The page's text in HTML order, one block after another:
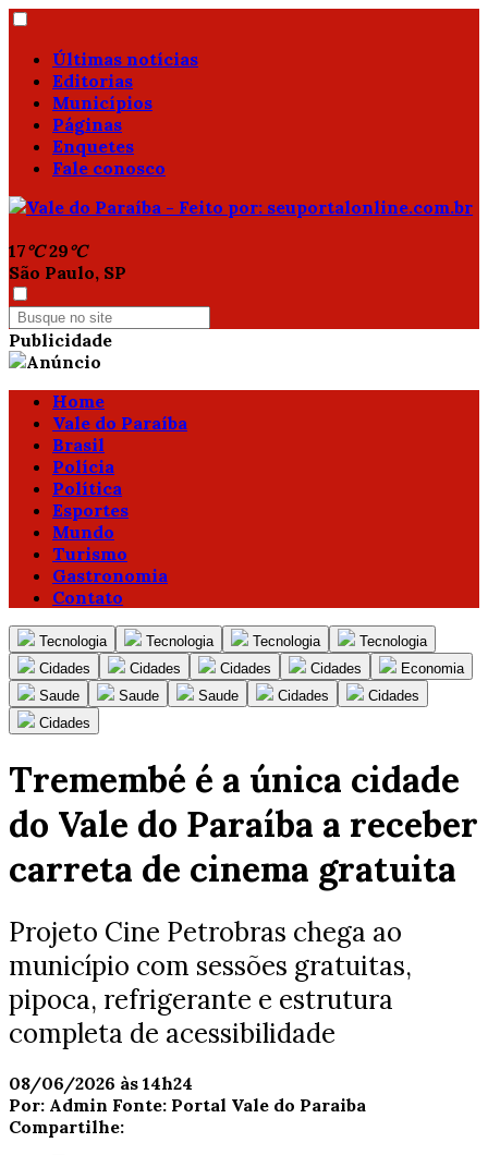
Últimas notícias
Editorias
Municípios
Páginas
Enquetes
Fale conosco
17°C 29°C
São Paulo, SP
Publicidade
Home
Vale do Paraíba
Brasil
Polícia
Política
Esportes
Mundo
Turismo
Gastronomia
Contato
Tecnologia Tecnologia Tecnologia
Tecnologia
Cidades
Cidades Cidades Cidades
Economia
Saude
Saude Saude Cidades
Cidades
Cidades
Tremembé é a única cidade
do Vale do Paraíba a receber
carreta de cinema gratuita
Projeto Cine Petrobras chega ao
município com sessões gratuitas,
pipoca, refrigerante e estrutura
completa de acessibilidade
08/06/2026 às 14h24
Por: Admin Fonte: Portal Vale do Paraiba
Compartilhe: